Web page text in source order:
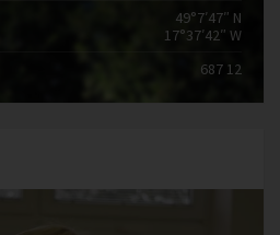
49°7′47″ N
17°37′42″ W
687 12